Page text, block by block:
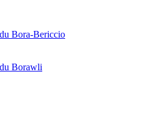
Bora-Bericcio
Borawli